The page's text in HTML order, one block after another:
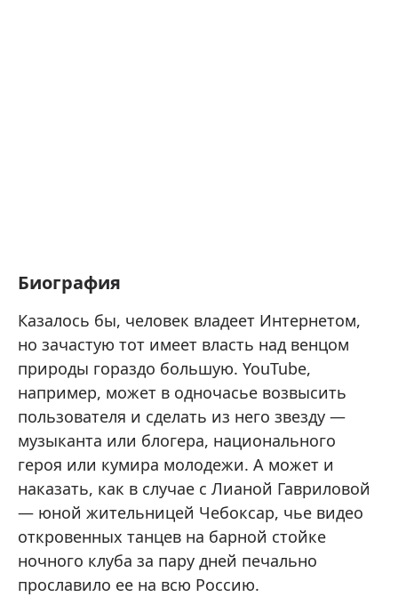
Биография
Казалось бы, человек владеет Интернетом,
но зачастую тот имеет власть над венцом
природы гораздо большую. YouTube,
например, может в одночасье возвысить
пользователя и сделать из него звезду —
музыканта или блогера, национального
героя или кумира молодежи. А может и
наказать, как в случае с Лианой Гавриловой
— юной жительницей Чебоксар, чье видео
откровенных танцев на барной стойке
ночного клуба за пару дней печально
прославило ее на всю Россию.